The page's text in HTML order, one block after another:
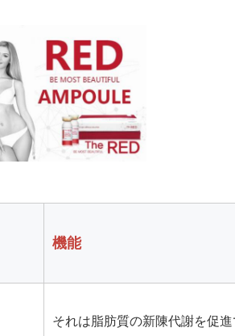
機能
それは脂肪質の新陳代謝を促